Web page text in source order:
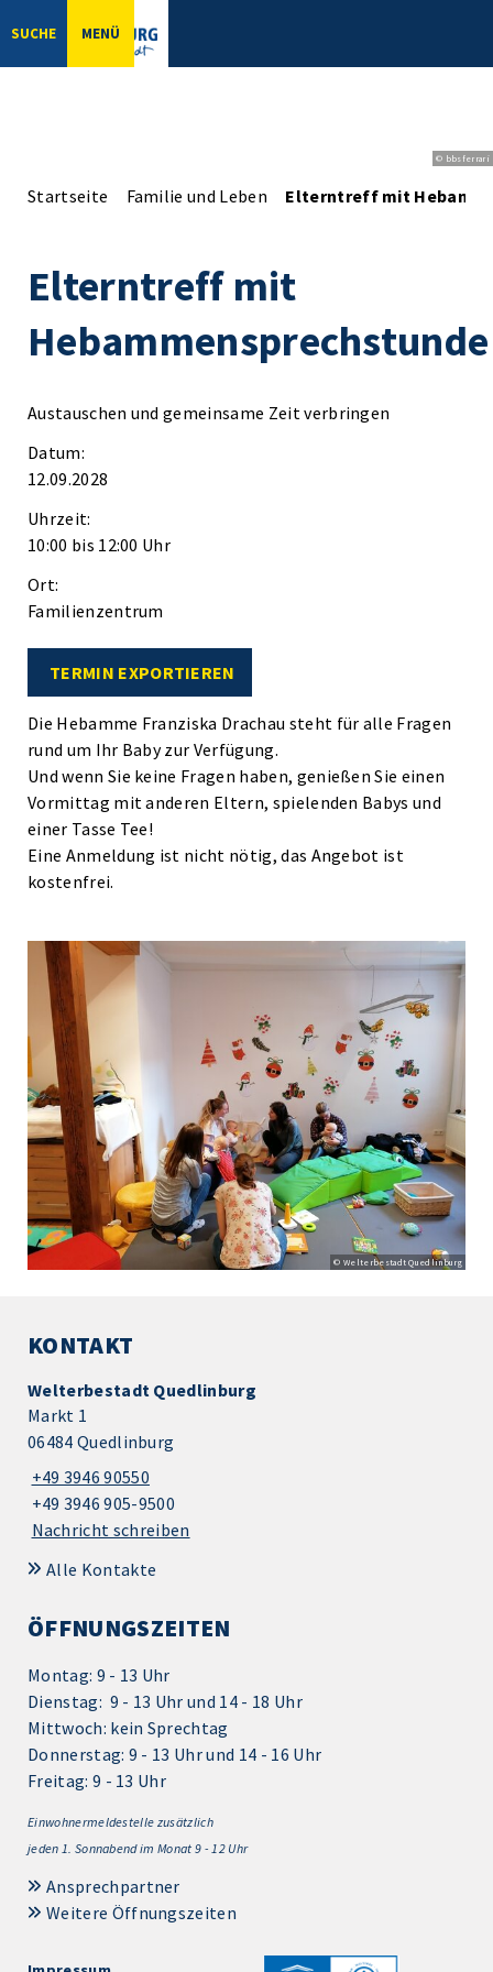
SUCHE MENÜ
© bbsferrari
Startseite Familie und Leben Elterntreff mit
Elterntreff mit
Hebammensprechstunde
Austauschen und gemeinsame Zeit verbringen
Datum:
12.09.2028
Uhrzeit:
10:00 bis 12:00 Uhr
Ort:
Familienzentrum
TERMIN EXPORTIEREN
Die Hebamme Franziska Drachau steht für alle Fragen
rund um Ihr Baby zur Verfügung.
Und wenn Sie keine Fragen haben, genießen Sie einen
Vormittag mit anderen Eltern, spielenden Babys und
einer Tasse Tee!
Eine Anmeldung ist nicht nötig, das Angebot ist
kostenfrei.
© Welterbestadt Quedlinburg
KONTAKT
Welterbestadt Quedlinburg
Markt 1
06484 Quedlinburg
+49 3946 90550
+49 3946 905-9500
Nachricht schreiben
Alle Kontakte
ÖFFNUNGSZEITEN
Montag: 9 - 13 Uhr
Dienstag: 9 - 13 Uhr und 14 - 18 Uhr
Mittwoch: kein Sprechtag
Donnerstag: 9 - 13 Uhr und 14 - 16 Uhr
Freitag: 9 - 13 Uhr
Einwohnermeldestelle zusätzlich
jeden 1. Sonnabend im Monat 9 - 12 Uhr
Ansprechpartner
Weitere Öffnungszeiten